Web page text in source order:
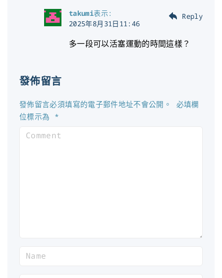
takumi表示:
2025年8月31日11:46
多一段可以活塞運動的時間這樣？
Reply
發佈留言
發佈留言必須填寫的電子郵件地址不會公開。
必填欄
位標示為 *